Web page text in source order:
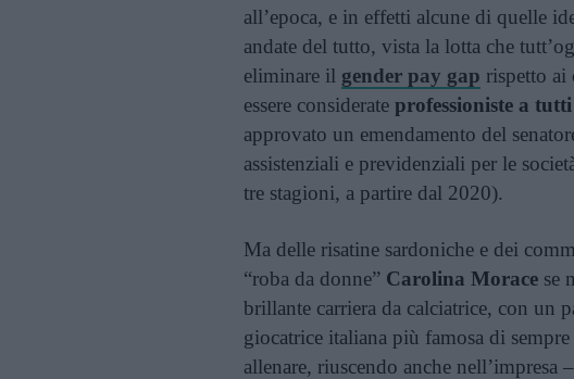
all’epoca, e in effetti alcune di quelle
andate del tutto, vista la lotta che
eliminare il gender pay gap rispetto
essere considerate professioniste a
approvato un emendamento del
assistenziali e previdenziali per le
tre stagioni, a partire dal 2020).
Ma delle risatine sardoniche e dei
“roba da donne” Carolina Morace se
brillante carriera da calciatrice, con un
giocatrice italiana più famosa di
allenare, riuscendo anche